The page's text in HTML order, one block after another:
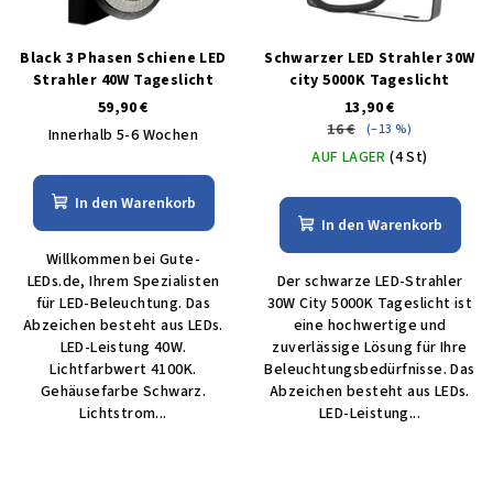
Black 3 Phasen Schiene LED
Strahler 40W Tageslicht
59,90 €
Innerhalb 5-6 Wochen
In den Warenkorb
Willkommen bei Gute-
LEDs.de, Ihrem Spezialisten
für LED-Beleuchtung. Das
Abzeichen besteht aus LEDs.
LED-Leistung 40W.
Lichtfarbwert 4100K.
Gehäusefarbe Schwarz.
Lichtstrom...
Schwarzer LED Strahler 30W
city 5000K Tageslicht
13,90 €
16 € (–13 %)
AUF LAGER(4 St)
In den Warenkorb
Der schwarze LED-Strahler
30W City 5000K Tageslicht ist
eine hochwertige und
zuverlässige Lösung für Ihre
Beleuchtungsbedürfnisse. Das
Abzeichen besteht aus LEDs.
LED-Leistung...